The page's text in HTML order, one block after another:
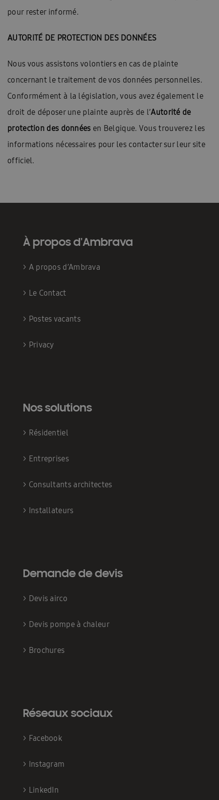
pour rester informé.
AUTORITÉ DE PROTECTION DES DONNÉES
Nous vous assistons volontiers en cas de plainte
concernant le traitement de vos données personnelles.
Conformément à la législation, vous avez également le
droit de déposer une plainte auprès de l’Autorité de
protection des données en Belgique. Vous trouverez les
informations nécessaires pour les contacter sur leur site
officiel.
À propos d'Ambrava
> A propos d’Ambrava
> Le Contact
> Postes vacants
> Privacy
Nos solutions
> Résidentiel
> Entreprises
> Consultants architectes
> Installateurs
Demande de devis
> Devis airco
> Devis pompe à chaleur
> Brochures
Réseaux sociaux
> Facebook
> Instagram
> LinkedIn